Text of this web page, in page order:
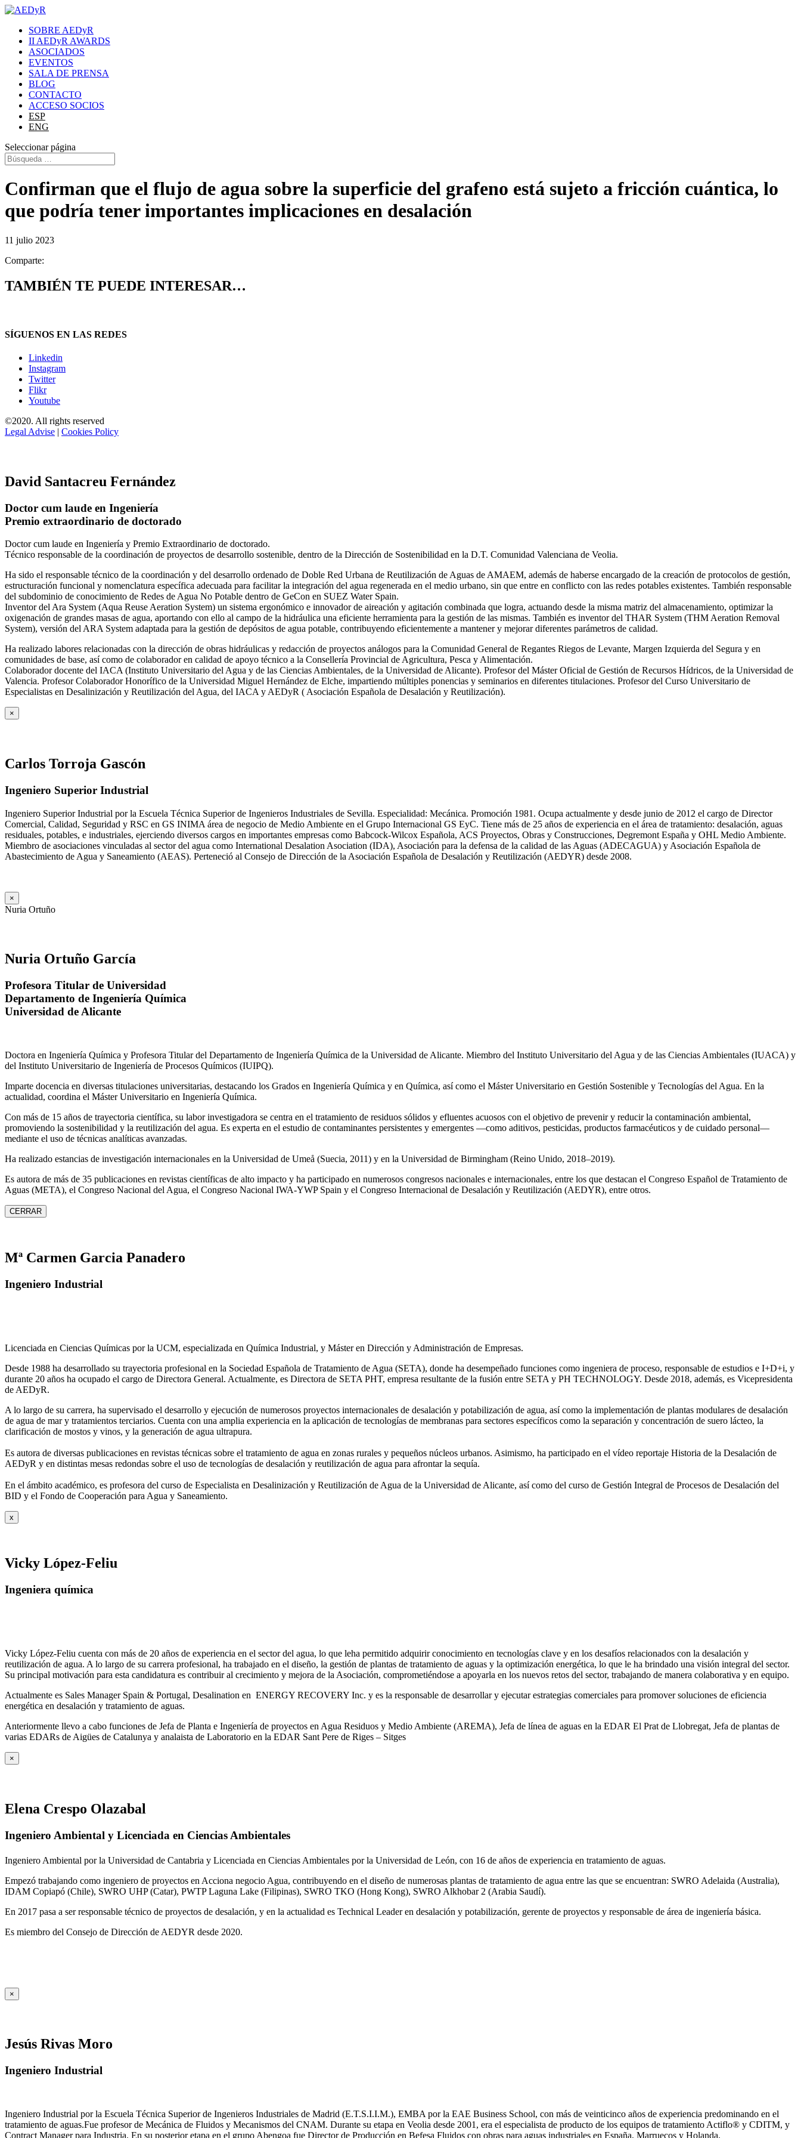
SOBRE AEDyR
II AEDyR AWARDS
ASOCIADOS
EVENTOS
SALA DE PRENSA
BLOG
CONTACTO
ACCESO SOCIOS
ESP
ENG
Seleccionar página
Confirman que el flujo de agua sobre la superficie del grafeno está sujeto a fricción cuántica, lo
que podría tener importantes implicaciones en desalación
11 julio 2023
Comparte:
TAMBIÉN TE PUEDE INTERESAR…
SÍGUENOS EN LAS REDES
Linkedin
Instagram
Twitter
Flikr
Youtube
©2020. All rights reserved
Legal Advise | Cookies Policy
David Santacreu Fernández
Doctor cum laude en Ingeniería
Premio extraordinario de doctorado
Doctor cum laude en Ingeniería y Premio Extraordinario de doctorado.
Técnico responsable de la coordinación de proyectos de desarrollo sostenible, dentro de la Dirección de Sostenibilidad en la D.T. Comunidad Valenciana de Veolia.
Ha sido el responsable técnico de la coordinación y del desarrollo ordenado de Doble Red Urbana de Reutilización de Aguas de AMAEM, además de haberse encargado de la creación de protocolos de gestión,
estructuración funcional y nomenclatura específica adecuada para facilitar la integración del agua regenerada en el medio urbano, sin que entre en conflicto con las redes potables existentes. También responsable
del subdominio de conocimiento de Redes de Agua No Potable dentro de GeCon en SUEZ Water Spain.
Inventor del Ara System (Aqua Reuse Aeration System) un sistema ergonómico e innovador de aireación y agitación combinada que logra, actuando desde la misma matriz del almacenamiento, optimizar la
oxigenación de grandes masas de agua, aportando con ello al campo de la hidráulica una eficiente herramienta para la gestión de las mismas. También es inventor del THAR System (THM Aeration Removal
System), versión del ARA System adaptada para la gestión de depósitos de agua potable, contribuyendo eficientemente a mantener y mejorar diferentes parámetros de calidad.
Ha realizado labores relacionadas con la dirección de obras hidráulicas y redacción de proyectos análogos para la Comunidad General de Regantes Riegos de Levante, Margen Izquierda del Segura y en
comunidades de base, así como de colaborador en calidad de apoyo técnico a la Consellería Provincial de Agricultura, Pesca y Alimentación.
Colaborador docente del IACA (Instituto Universitario del Agua y de las Ciencias Ambientales, de la Universidad de Alicante). Profesor del Máster Oficial de Gestión de Recursos Hídricos, de la Universidad de
Valencia. Profesor Colaborador Honorífico de la Universidad Miguel Hernández de Elche, impartiendo múltiples ponencias y seminarios en diferentes titulaciones. Profesor del Curso Universitario de
Especialistas en Desalinización y Reutilización del Agua, del IACA y AEDyR ( Asociación Española de Desalación y Reutilización).
×
Carlos Torroja Gascón
Ingeniero Superior Industrial
Ingeniero Superior Industrial por la Escuela Técnica Superior de Ingenieros Industriales de Sevilla. Especialidad: Mecánica. Promoción 1981. Ocupa actualmente y desde junio de 2012 el cargo de Director
Comercial, Calidad, Seguridad y RSC en GS INIMA área de negocio de Medio Ambiente en el Grupo Internacional GS EyC. Tiene más de 25 años de experiencia en el área de tratamiento: desalación, aguas
residuales, potables, e industriales, ejerciendo diversos cargos en importantes empresas como Babcock-Wilcox Española, ACS Proyectos, Obras y Construcciones, Degremont España y OHL Medio Ambiente.
Miembro de asociaciones vinculadas al sector del agua como International Desalation Asociation (IDA), Asociación para la defensa de la calidad de las Aguas (ADECAGUA) y Asociación Española de
Abastecimiento de Agua y Saneamiento (AEAS). Perteneció al Consejo de Dirección de la Asociación Española de Desalación y Reutilización (AEDYR) desde 2008.
×
Nuria Ortuño
Nuria Ortuño García
Profesora Titular de Universidad
Departamento de Ingeniería Química
Universidad de Alicante
Doctora en Ingeniería Química y Profesora Titular del Departamento de Ingeniería Química de la Universidad de Alicante. Miembro del Instituto Universitario del Agua y de las Ciencias Ambientales (IUACA) y
del Instituto Universitario de Ingeniería de Procesos Químicos (IUIPQ).
Imparte docencia en diversas titulaciones universitarias, destacando los Grados en Ingeniería Química y en Química, así como el Máster Universitario en Gestión Sostenible y Tecnologías del Agua. En la
actualidad, coordina el Máster Universitario en Ingeniería Química.
Con más de 15 años de trayectoria científica, su labor investigadora se centra en el tratamiento de residuos sólidos y efluentes acuosos con el objetivo de prevenir y reducir la contaminación ambiental,
promoviendo la sostenibilidad y la reutilización del agua. Es experta en el estudio de contaminantes persistentes y emergentes —como aditivos, pesticidas, productos farmacéuticos y de cuidado personal—
mediante el uso de técnicas analíticas avanzadas.
Ha realizado estancias de investigación internacionales en la Universidad de Umeå (Suecia, 2011) y en la Universidad de Birmingham (Reino Unido, 2018–2019).
Es autora de más de 35 publicaciones en revistas científicas de alto impacto y ha participado en numerosos congresos nacionales e internacionales, entre los que destacan el Congreso Español de Tratamiento de
Aguas (META), el Congreso Nacional del Agua, el Congreso Nacional IWA‑YWP Spain y el Congreso Internacional de Desalación y Reutilización (AEDYR), entre otros.
CERRAR
Mª Carmen Garcia Panadero
Ingeniero Industrial
Licenciada en Ciencias Químicas por la UCM, especializada en Química Industrial, y Máster en Dirección y Administración de Empresas.
Desde 1988 ha desarrollado su trayectoria profesional en la Sociedad Española de Tratamiento de Agua (SETA), donde ha desempeñado funciones como ingeniera de proceso, responsable de estudios e I+D+i, y
durante 20 años ha ocupado el cargo de Directora General. Actualmente, es Directora de SETA PHT, empresa resultante de la fusión entre SETA y PH TECHNOLOGY. Desde 2018, además, es Vicepresidenta
de AEDyR.
A lo largo de su carrera, ha supervisado el desarrollo y ejecución de numerosos proyectos internacionales de desalación y potabilización de agua, así como la implementación de plantas modulares de desalación
de agua de mar y tratamientos terciarios. Cuenta con una amplia experiencia en la aplicación de tecnologías de membranas para sectores específicos como la separación y concentración de suero lácteo, la
clarificación de mostos y vinos, y la generación de agua ultrapura.
Es autora de diversas publicaciones en revistas técnicas sobre el tratamiento de agua en zonas rurales y pequeños núcleos urbanos. Asimismo, ha participado en el vídeo reportaje Historia de la Desalación de
AEDyR y en distintas mesas redondas sobre el uso de tecnologías de desalación y reutilización de agua para afrontar la sequía.
En el ámbito académico, es profesora del curso de Especialista en Desalinización y Reutilización de Agua de la Universidad de Alicante, así como del curso de Gestión Integral de Procesos de Desalación del
BID y el Fondo de Cooperación para Agua y Saneamiento.
x
Vicky López-Feliu
Ingeniera química
Vicky López-Feliu cuenta con más de 20 años de experiencia en el sector del agua, lo que leha permitido adquirir conocimiento en tecnologías clave y en los desafíos relacionados con la desalación y
reutilización de agua. A lo largo de su carrera profesional, ha trabajado en el diseño, la gestión de plantas de tratamiento de aguas y la optimización energética, lo que le ha brindado una visión integral del sector.
Su principal motivación para esta candidatura es contribuir al crecimiento y mejora de la Asociación, comprometiéndose a apoyarla en los nuevos retos del sector, trabajando de manera colaborativa y en equipo.
Actualmente es Sales Manager Spain & Portugal, Desalination en ENERGY RECOVERY Inc. y es la responsable de desarrollar y ejecutar estrategias comerciales para promover soluciones de eficiencia
energética en desalación y tratamiento de aguas.
Anteriormente llevo a cabo funciones de Jefa de Planta e Ingeniería de proyectos en Agua Residuos y Medio Ambiente (AREMA), Jefa de línea de aguas en la EDAR El Prat de Llobregat, Jefa de plantas de
varias EDARs de Aigües de Catalunya y analaista de Laboratorio en la EDAR Sant Pere de Riges – Sitges
×
Elena Crespo Olazabal
Ingeniero Ambiental y Licenciada en Ciencias Ambientales
Ingeniero Ambiental por la Universidad de Cantabria y Licenciada en Ciencias Ambientales por la Universidad de León, con 16 de años de experiencia en tratamiento de aguas.
Empezó trabajando como ingeniero de proyectos en Acciona negocio Agua, contribuyendo en el diseño de numerosas plantas de tratamiento de agua entre las que se encuentran: SWRO Adelaida (Australia),
IDAM Copiapó (Chile), SWRO UHP (Catar), PWTP Laguna Lake (Filipinas), SWRO TKO (Hong Kong), SWRO Alkhobar 2 (Arabia Saudí).
En 2017 pasa a ser responsable técnico de proyectos de desalación, y en la actualidad es Technical Leader en desalación y potabilización, gerente de proyectos y responsable de área de ingeniería básica.
Es miembro del Consejo de Dirección de AEDYR desde 2020.
×
Jesús Rivas Moro
Ingeniero Industrial
Ingeniero Industrial por la Escuela Técnica Superior de Ingenieros Industriales de Madrid (E.T.S.I.I.M.), EMBA por la EAE Business School, con más de veinticinco años de experiencia predominando en el
tratamiento de aguas.Fue profesor de Mecánica de Fluidos y Mecanismos del CNAM. Durante su etapa en Veolia desde 2001, era el especialista de producto de los equipos de tratamiento Actiflo® y CDITM, y
Contract Manager para Industria. En su posterior etapa en el grupo Abengoa fue Director de Producción en Befesa Fluidos con obras para aguas industriales en España, Marruecos y Holanda.